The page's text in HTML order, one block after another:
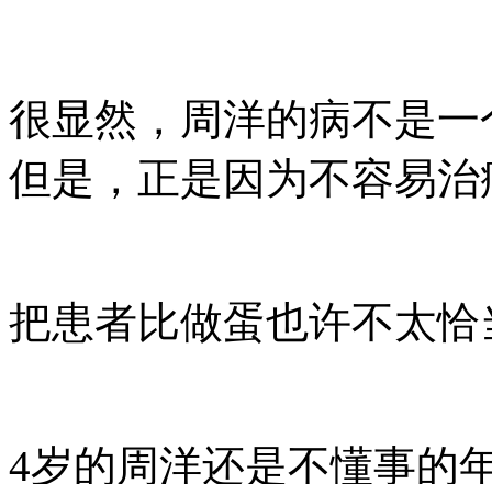
很显然，周洋的病不是
但是，正是因为不容易
把患者比做蛋也许不太
4岁的周洋还是不懂事的